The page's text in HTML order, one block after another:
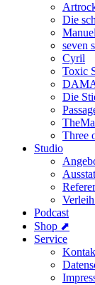
Die
seven
Cyril
Toxic
Die
Three
Studio
Podcast
Shop ⬈
Service